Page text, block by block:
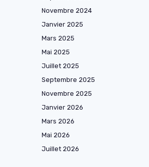
Novembre 2024
Janvier 2025
Mars 2025
Mai 2025
Juillet 2025
Septembre 2025
Novembre 2025
Janvier 2026
Mars 2026
Mai 2026
Juillet 2026